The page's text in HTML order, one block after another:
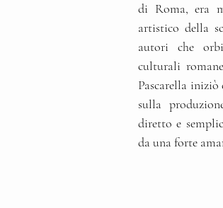
di Roma, era
artistico della
autori che
culturali
Pascarella iniziò
sulla
diretto e
da una forte